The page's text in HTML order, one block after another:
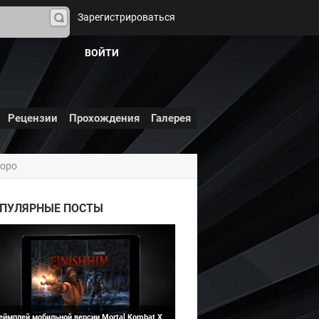
На
йти
Зарегистрироваться
ВОЙТИ
Рецензии Прохождения Галерея
ПОСТЫ
Kombat 10 (X)
мобильной версии Mortal Kombat X